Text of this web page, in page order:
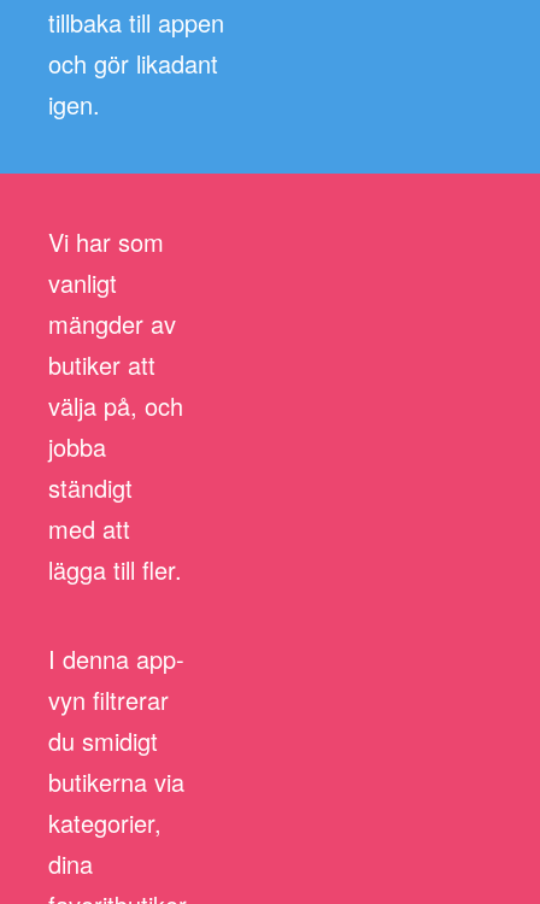
tillbaka till appen
och gör likadant
igen.
Vi har som
vanligt
mängder av
butiker att
välja på, och
jobba
ständigt
med att
lägga till fler.
I denna app-
vyn filtrerar
du smidigt
butikerna via
kategorier,
dina